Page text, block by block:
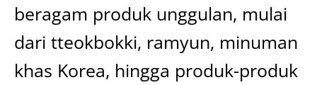
beragam produk unggulan, mulai
dari tteokbokki, ramyun, minuman
khas Korea, hingga produk-produk